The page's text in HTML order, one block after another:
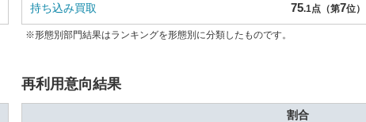
持ち込み買取 75.1点（第7位）
※形態別部門結果はランキングを形態別に分類したものです。
再利用意向結果
割合